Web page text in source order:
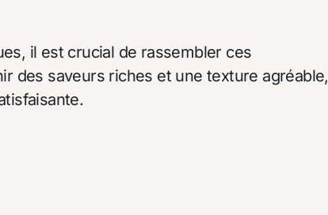
il est crucial de rassembler ces
des saveurs riches et une texture agréable,